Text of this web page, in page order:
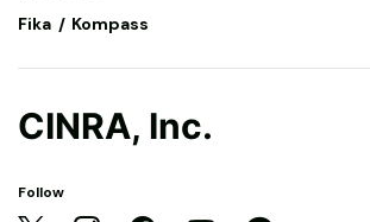
Fika Kompass
CINRA, Inc.
Follow